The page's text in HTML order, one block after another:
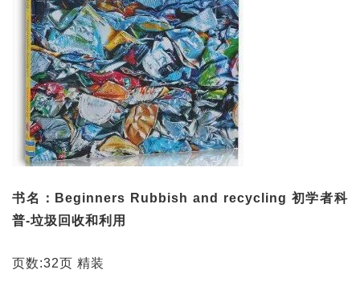
书名：Beginners Rubbish and recycling 初学者科
普-垃圾回收和利用
页数:32页 精装